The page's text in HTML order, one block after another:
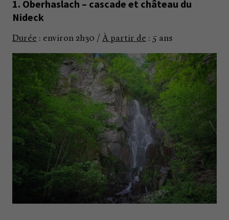
1. Oberhaslach – cascade et château du
Nideck
Durée : environ 2h30 / À partir de : 5 ans